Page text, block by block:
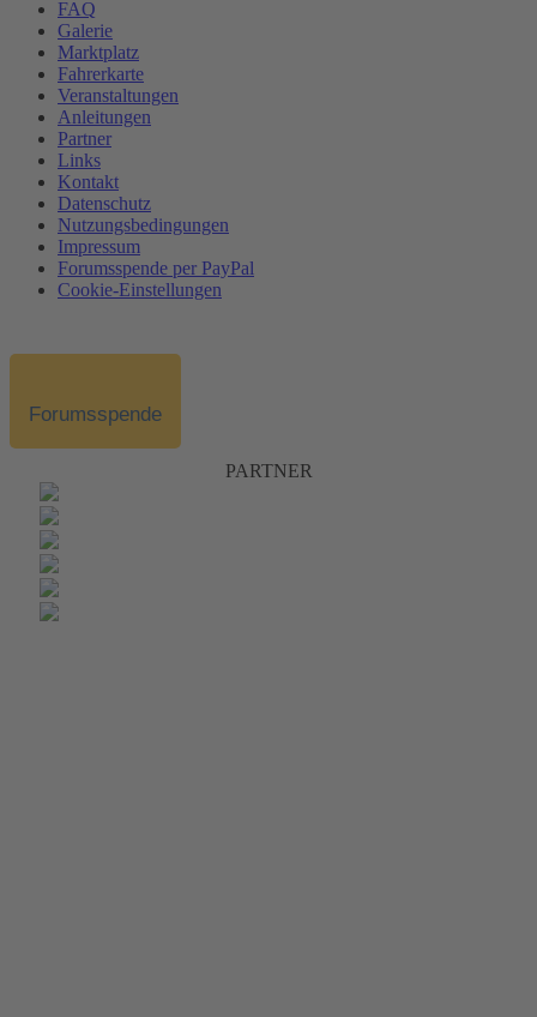
FAQ
Galerie
Marktplatz
Fahrerkarte
Veranstaltungen
Anleitungen
Partner
Links
Kontakt
Datenschutz
Nutzungsbedingungen
Impressum
Forumsspende per PayPal
Cookie-Einstellungen
Forumsspende
PARTNER